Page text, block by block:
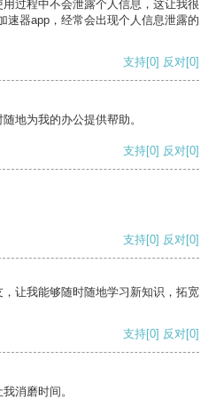
过程中不会泄露个人信息，这让我很
速器app，经常会出现个人信息泄露的
支持[0] 反对[0]
地为我的办公提供帮助。
支持[0] 反对[0]
支持[0] 反对[0]
让我能够随时随地学习新知识，拓宽
支持[0] 反对[0]
消磨时间。